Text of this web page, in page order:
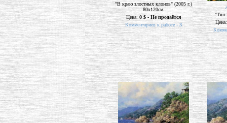
"В краю злостных клонов" (2005 г.)
80х120см.
Цена: 0 $ - Не продаётся
Комментариев к работе - 3
"Тяп-